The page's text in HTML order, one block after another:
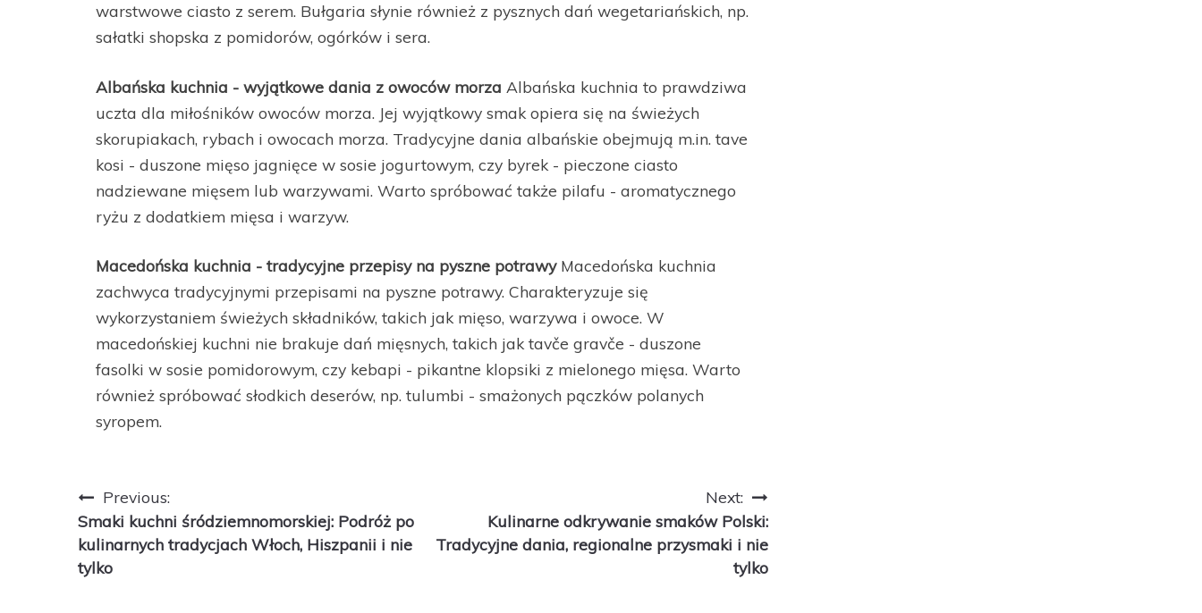
warstwowe ciasto z serem. Bułgaria słynie również z pysznych dań wegetariańskich, np.
sałatki shopska z pomidorów, ogórków i sera.
Albańska kuchnia - wyjątkowe dania z owoców morza Albańska kuchnia to prawdziwa
uczta dla miłośników owoców morza. Jej wyjątkowy smak opiera się na świeżych
skorupiakach, rybach i owocach morza. Tradycyjne dania albańskie obejmują m.in. tave
kosi - duszone mięso jagnięce w sosie jogurtowym, czy byrek - pieczone ciasto
nadziewane mięsem lub warzywami. Warto spróbować także pilafu - aromatycznego
ryżu z dodatkiem mięsa i warzyw.
Macedońska kuchnia - tradycyjne przepisy na pyszne potrawyMacedońska kuchnia
zachwyca tradycyjnymi przepisami na pyszne potrawy. Charakteryzuje się
wykorzystaniem świeżych składników, takich jak mięso, warzywa i owoce. W
macedońskiej kuchni nie brakuje dań mięsnych, takich jak tavče gravče - duszone
fasolki w sosie pomidorowym, czy kebapi - pikantne klopsiki z mielonego mięsa. Warto
również spróbować słodkich deserów, np. tulumbi - smażonych pączków polanych
syropem.
Nawigacja
wpisu
Previous:
Smaki kuchni śródziemnomorskiej: Podróż po
kulinarnych tradycjach Włoch, Hiszpanii i nie
tylko
Next:
Kulinarne odkrywanie smaków Polski:
Tradycyjne dania, regionalne przysmaki i nie
tylko